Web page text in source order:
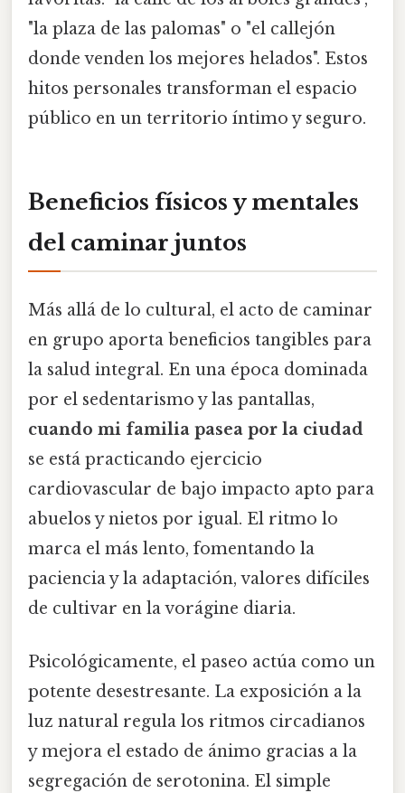
"la plaza de las palomas" o "el callejón
donde venden los mejores helados". Estos
hitos personales transforman el espacio
público en un territorio íntimo y seguro.
Beneficios físicos y mentales
del caminar juntos
Más allá de lo cultural, el acto de caminar
en grupo aporta beneficios tangibles para
la salud integral. En una época dominada
por el sedentarismo y las pantallas,
cuando mi familia pasea por la ciudad
se está practicando ejercicio
cardiovascular de bajo impacto apto para
abuelos y nietos por igual. El ritmo lo
marca el más lento, fomentando la
paciencia y la adaptación, valores difíciles
de cultivar en la vorágine diaria.
Psicológicamente, el paseo actúa como un
potente desestresante. La exposición a la
luz natural regula los ritmos circadianos
y mejora el estado de ánimo gracias a la
segregación de serotonina. El simple